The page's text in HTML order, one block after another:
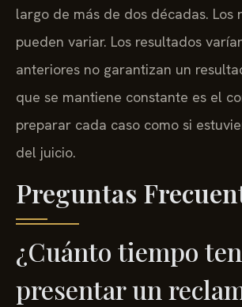
largo de más de dos décadas. Los
pueden variar. Los resultados
anteriores no garantizan un
que se mantiene constante es el
preparar cada caso como si
del juicio.
Preguntas
¿Cuánto tiempo
presentar un